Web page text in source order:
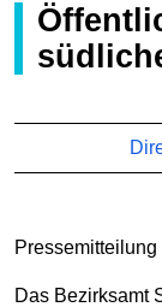
Öffentliche Beteiligung zum
Das Bezirksamt